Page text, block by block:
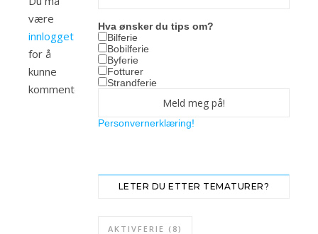
være
innlogget
for å
kunne
kommentere.
Hva ønsker du tips om?
Bilferie
Bobilferie
Byferie
Fotturer
Strandferie
Personvernerklæring!
LETER DU ETTER TEMATURER?
AKTIVFERIE (8)